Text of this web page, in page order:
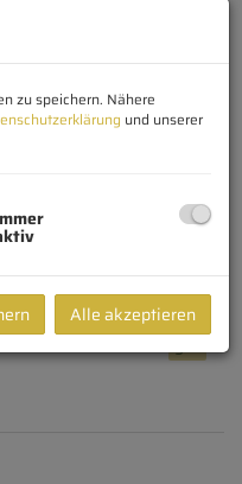
zu speichern. Nähere
und unserer
Alle akzeptieren